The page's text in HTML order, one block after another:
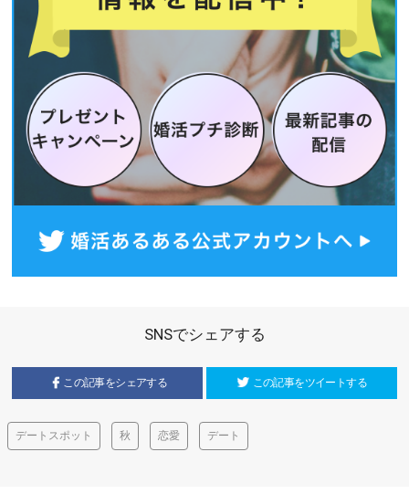
SNSでシェアする
この記事をシェアする この記事をツイートする
デートスポット 秋 恋愛 デート